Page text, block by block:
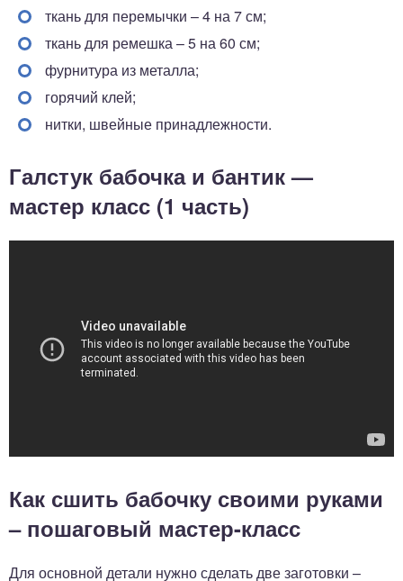
ткань для перемычки – 4 на 7 см;
ткань для ремешка – 5 на 60 см;
фурнитура из металла;
горячий клей;
нитки, швейные принадлежности.
Галстук бабочка и бантик —
мастер класс (1 часть)
Как сшить бабочку своими руками
– пошаговый мастер-класс
Для основной детали нужно сделать две заготовки –